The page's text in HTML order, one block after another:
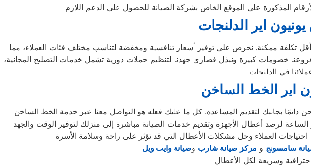
اير الدلنجات
تكلفة ممكنة. نحرص على توفير أسعار تنافسية ومخفضة لتناسب مختلف فئات العملاء، مما
خصومات كبيرة ونبذل قصارى جهدنا لتنظيم حملات دورية تشمل خدمات التصليح المجانية،
اير الخط الساخن
دائمًا بجانبك لتقديم المساعدة. كل ما عليك فعله هو التواصل معنا عبر خدمة الخط الساخن
سامسونج و مركز صيانة شارب وصيانة وايت ويل